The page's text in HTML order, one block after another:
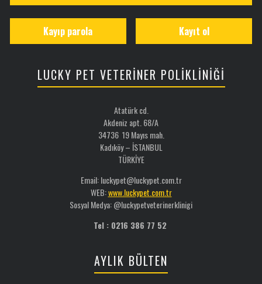
Kayıt ol
Kayıp parola
LUCKY PET VETERİNER POLİKLİNİĞİ
Atatürk cd.
Akdeniz apt. 68/A
34736 19 Mayıs mah.
Kadıköy – İSTANBUL
TÜRKİYE
Email: luckypet@luckypet.com.tr
WEB:www.luckypet.com.tr
Sosyal Medya: @luckypetveterinerklinigi
Tel : 0216 386 77 52
AYLIK BÜLTEN